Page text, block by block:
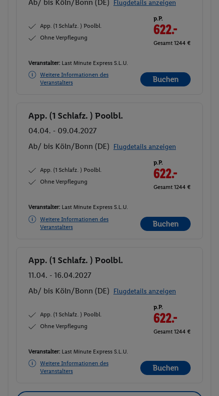
Ab/ bis Köln/Bonn (DE) Flugdetails anzeigen
App. (1 Schlafz. ) Poolbl.
Ohne Verpflegung
p.P.
622.-
Gesamt 1244 €
Veranstalter: Last Minute Express S.L.U.
Weitere Informationen des
Veranstalters
Buchen
Buchen
App. (1 Schlafz. ) Poolbl.
04.04. - 09.04.2027
Ab/ bis Köln/Bonn (DE) Flugdetails anzeigen
App. (1 Schlafz. ) Poolbl.
Ohne Verpflegung
p.P.
622.-
Gesamt 1244 €
Veranstalter: Last Minute Express S.L.U.
Weitere Informationen des
Veranstalters
Buchen
Buchen
App. (1 Schlafz. ) Poolbl.
11.04. - 16.04.2027
Ab/ bis Köln/Bonn (DE) Flugdetails anzeigen
App. (1 Schlafz. ) Poolbl.
Ohne Verpflegung
p.P.
622.-
Gesamt 1244 €
Veranstalter: Last Minute Express S.L.U.
Weitere Informationen des
Veranstalters
Buchen